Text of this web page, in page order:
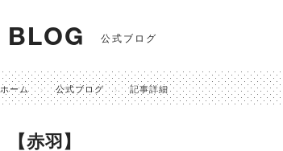
BLOG 公式ブログ
ホーム 公式ブログ 記事詳細
【赤羽】